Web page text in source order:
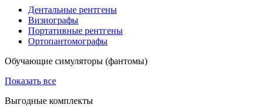
Дентальные рентгены
Визиографы
Портативные рентгены
Ортопантомографы
Обучающие симуляторы (фантомы)
Показать все
Выгодные комплекты